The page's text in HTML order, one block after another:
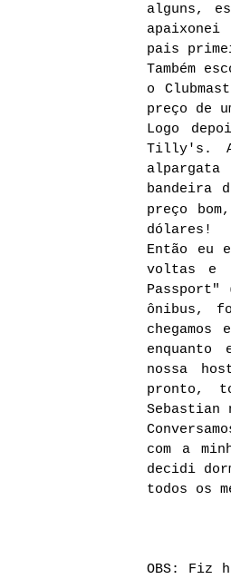
alguns,
apaixonei
pais
Também
o
preço de
Logo
Tilly's.
alpargata
bandeira
preço
dólares!
Então eu
voltas e
Passport"
ônibus,
enquanto
nossa
pronto,
Sebastian
com a
decidi
todos os
OBS: Fiz